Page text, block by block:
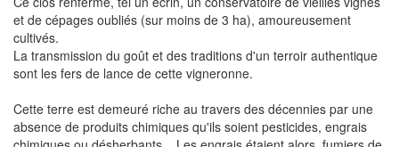
et de cépages oubliés (sur moins de 3 ha), amoureusement
cultivés.
La transmission du goût et des traditions d'un terroir authentique
sont les fers de lance de cette vigneronne.
Cette terre est demeuré riche au travers des décennies par une
absence de produits chimiques qu'ils soient pesticides, engrais